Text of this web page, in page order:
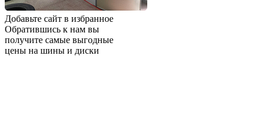
Добавьте сайт в избранное
Обратившись к нам вы
получите самые выгодные
цены на шины и диски